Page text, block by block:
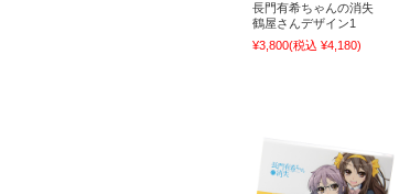
長門有希ちゃんの消失
鶴屋さんデザイン1
¥3,800(税込 ¥4,180)